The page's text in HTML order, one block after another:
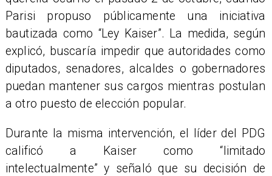
Parisi propuso públicamente una iniciativa
bautizada como “Ley Kaiser”. La medida, según
explicó, buscaría impedir que autoridades como
diputados, senadores, alcaldes o gobernadores
puedan mantener sus cargos mientras postulan
a otro puesto de elección popular.
Durante la misma intervención, el líder del PDG
calificó a Kaiser como “limitado
intelectualmente” y señaló que su decisión de